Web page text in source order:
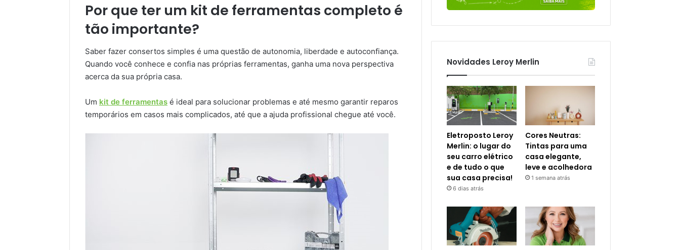
Por que ter um kit de ferramentas completo é
tão importante?
Saber fazer consertos simples é uma questão de autonomia, liberdade e autoconfiança.
Quando você conhece e confia nas próprias ferramentas, ganha uma nova perspectiva
acerca da sua própria casa.
Um kit de ferramentas é ideal para solucionar problemas e até mesmo garantir reparos
temporários em casos mais complicados, até que a ajuda profissional chegue até você.
Novidades Leroy Merlin
Eletroposto Leroy
Merlin: o lugar do
seu carro elétrico
e de tudo o que
sua casa precisa!
6 dias atrás
Cores Neutras:
Tintas para uma
casa elegante,
leve e acolhedora
1 semana atrás